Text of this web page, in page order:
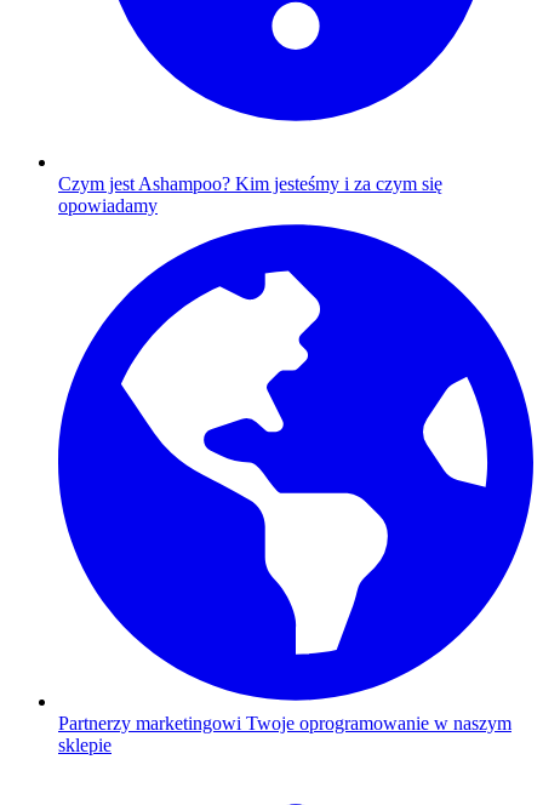
Czym jest Ashampoo? Kim jesteśmy i za czym się
opowiadamy
Partnerzy marketingowi Twoje oprogramowanie w naszym
sklepie